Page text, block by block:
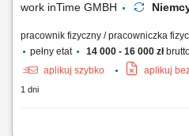
work inTime GMBH
pracownik fizyczny / pracowniczka
pełny etat
14 000 - 16 000 zł
aplikuj szybko
aplikuj
1 dni